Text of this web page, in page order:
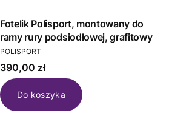
Fotelik Polisport, montowany do
ramy rury podsiodłowej, grafitowy
PRODUCENT
POLISPORT
Cena
390,00 zł
Do koszyka